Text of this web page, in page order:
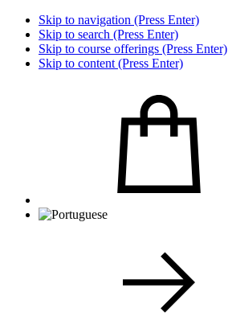
Skip to navigation (Press Enter)
Skip to search (Press Enter)
Skip to course offerings (Press Enter)
Skip to content (Press Enter)